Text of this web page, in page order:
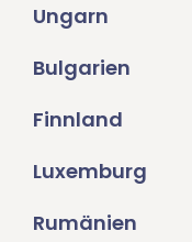
Ungarn
Bulgarien
Finnland
Luxemburg
Rumänien